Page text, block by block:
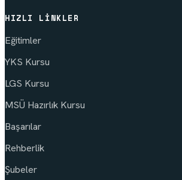
HIZLI LINKLER
Eğitimler
YKS Kursu
LGS Kursu
MSÜ Hazırlık Kursu
Başarılar
Rehberlik
Şubeler